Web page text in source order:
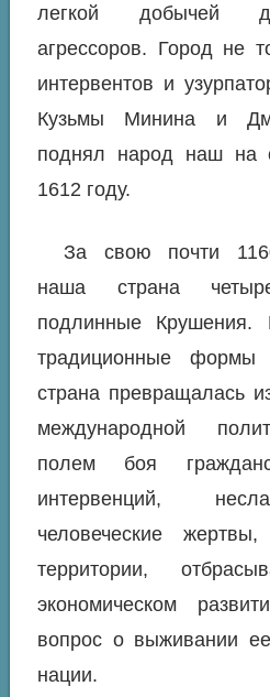
легкой добычей
агрессоров. Город не
интервентов и
Кузьмы Минина и
поднял народ наш на
1612 году.
За свою почти
наша страна
подлинные Крушения.
традиционные формы
страна превращалась
международной
полем боя
интервенций,
человеческие
территории,
экономическом
вопрос о выживании
нации.